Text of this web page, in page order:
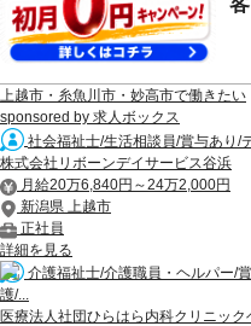
上越市・糸魚川市・妙高市で働きたい
sponsored by 求人ボックス
社会福祉士/生活相談員/賞与あり/
株式会社リボーンデイサービス谷浜
月給20万6,840円～24万2,000円
新潟県 上越市
正社員
詳細を見る
介護福祉士/介護職員・ヘルパー/
護/...
医療法人社団ひらはら内科クリニッ